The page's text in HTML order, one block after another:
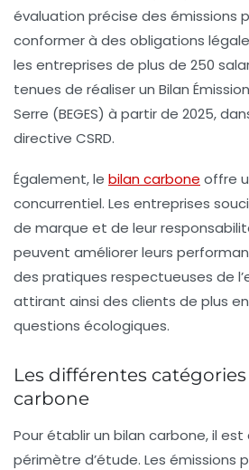
évaluation précise des émissions
conformer à des obligations
les entreprises de plus de 250
tenues de réaliser un Bilan
Serre (BEGES) à partir de 2025,
directive CSRD.
Également, le bilan carbone offre
concurrentiel. Les entreprises
de marque et de leur
peuvent améliorer leurs
des pratiques respectueuses de
attirant ainsi des clients de plus
questions écologiques.
Les différentes
carbone
Pour établir un bilan carbone, il
périmètre d’étude. Les émissions